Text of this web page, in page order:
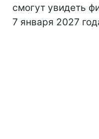
смогут увидеть
7 января 2027